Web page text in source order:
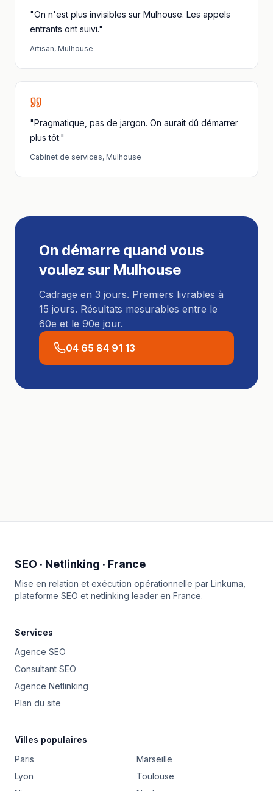
"On n'est plus invisibles sur Mulhouse. Les appels
entrants ont suivi."
Artisan, Mulhouse
"Pragmatique, pas de jargon. On aurait dû démarrer
plus tôt."
Cabinet de services, Mulhouse
On démarre quand vous
voulez sur Mulhouse
Cadrage en 3 jours. Premiers livrables à
15 jours. Résultats mesurables entre le
60e et le 90e jour.
04 65 84 91 13
SEO · Netlinking · France
Mise en relation et exécution opérationnelle par Linkuma
plateforme SEO et netlinking leader en France.
Services
Agence SEO
Consultant SEO
Agence Netlinking
Plan du site
Villes populaires
Paris
Marseille
Lyon
Toulouse